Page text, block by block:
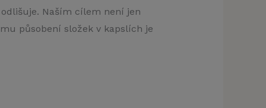
Naším cílem není jen
působení složek v kapslích je